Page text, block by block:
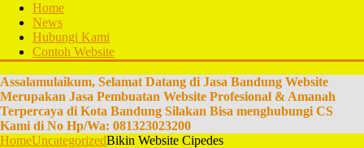
Home
News
Hubungi Kami
Contoh Website
Assalamulaikum, Selamat Datang di Jasa Bandung Website
Merupakan Jasa Pembuatan Website Profesional & Amanah
Terpercaya di Kota Bandung Silakan Bisa menghubungi CS
Kami di No Hp/Wa: 081323023200
HomeUncategorizedBikin Website Cipedes